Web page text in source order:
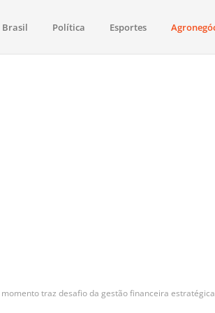
saúde, esportes, economia e os principais
Brasil Política Esportes
traz desafio da gestão financeira